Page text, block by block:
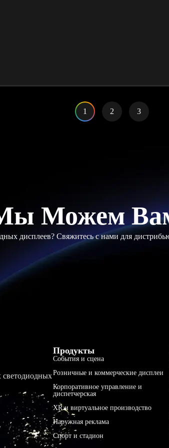
1 2 3
Можем
дисплеев? Свяжитесь с нами для
Продукты
События и сцена
Розничные и коммерческие дисплеи
Корпоративное управление и
диспетчерская
XR и виртуальное производство
Наружная реклама
Спорт и стадион